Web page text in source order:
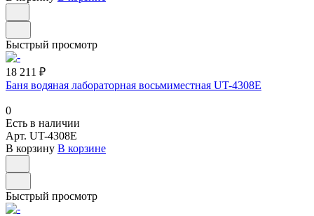
Быстрый просмотр
18 211 ₽
Баня водяная лабораторная восьмиместная UT-4308Е
0
Есть в наличии
Арт. UT-4308Е
В корзину В корзине
Быстрый просмотр